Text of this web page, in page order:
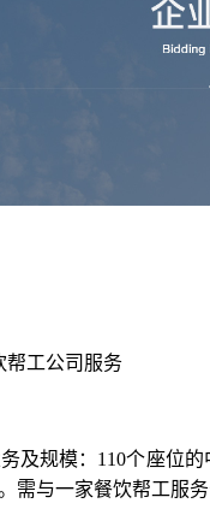
帮工公司服务
规模：110个座位
需与一家餐饮帮工服务